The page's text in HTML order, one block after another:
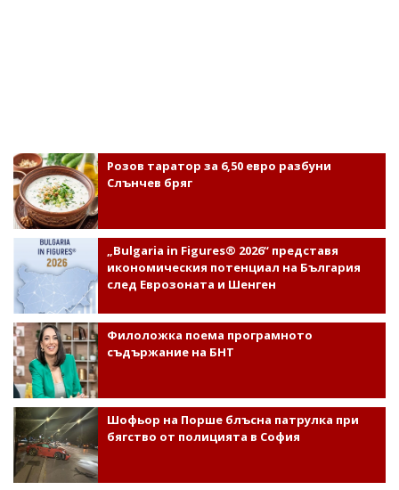
Розов таратор за 6,50 евро разбуни
Слънчев бряг
„Bulgaria in Figures® 2026“ представя
икономическия потенциал на България
след Еврозоната и Шенген
Филоложка поема програмното
съдържание на БНТ
Шофьор на Порше блъсна патрулка при
бягство от полицията в София